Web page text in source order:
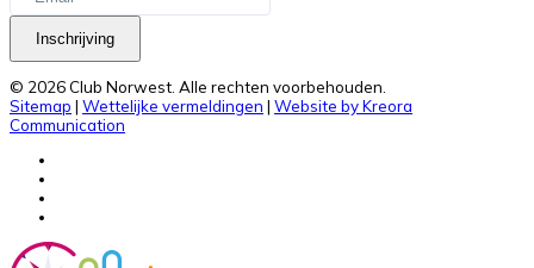
Inschrijving
© 2026 Club Norwest. Alle rechten voorbehouden.
Sitemap | Wettelijke vermeldingen | Website by Kreora
Communication